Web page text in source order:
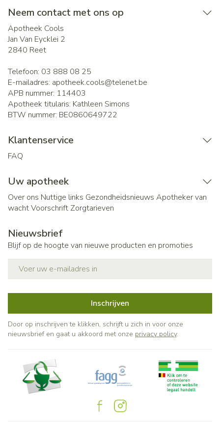
Neem contact met ons op
Apotheek Cools
Jan Van Eycklei 2
2840 Reet
Telefoon: 03 888 08 25
E-mailadres: apotheek.cools@telenet.be
APB nummer: 114403
Apotheek titularis: Kathleen Simons
BTW nummer: BE0860649722
Klantenservice
FAQ
Uw apotheek
Over ons Nuttige links Gezondheidsnieuws Apotheker van
wachtVoorschrift Zorgtarieven
Nieuwsbrief
Blijf op de hoogte van nieuwe producten en promoties
Inschrijven
Door op inschrijven te klikken, schrijft u zich in voor onze
nieuwsbrief en gaat u akkoord met onze privacy policy.